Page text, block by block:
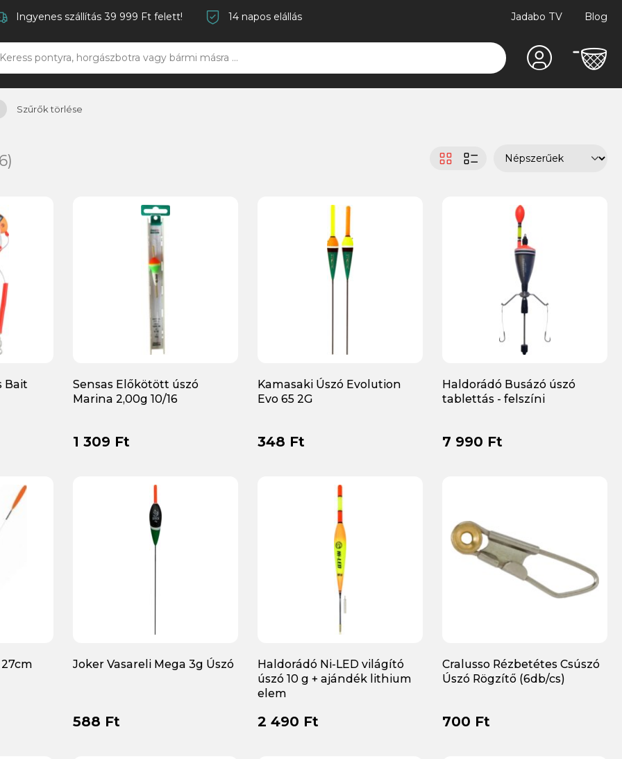
Ingyenes szállítás 39 999 Ft felett! 14 napos elállás Jadabo TV Blog
Szűrők törlése
Bait
Sensas Előkötött úszó
Marina 2,00g 10/16
1 309 Ft
Kamasaki Úszó Evolution
Evo 65 2G
348 Ft
Haldorádó Busázó úszó
tablettás - felszíni
7 990 Ft
Joker Vasareli Mega 3g Úszó
588 Ft
Haldorádó Ni-LED világító
úszó 10 g + ajándék lithium
elem
2 490 Ft
Cralusso Rézbetétes Csúszó
Úszó Rögzítő (6db/cs)
700 Ft